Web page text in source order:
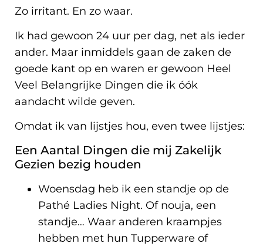
Zo irritant. En zo waar.
Ik had gewoon 24 uur per dag, net als ieder
ander. Maar inmiddels gaan de zaken de
goede kant op en waren er gewoon Heel
Veel Belangrijke Dingen die ik óók
aandacht wilde geven.
Omdat ik van lijstjes hou, even twee lijstjes:
Een Aantal Dingen die mij Zakelijk
Gezien bezig houden
Woensdag heb ik een standje op de
Pathé Ladies Night. Of nouja, een
standje… Waar anderen kraampjes
hebben met hun Tupperware of